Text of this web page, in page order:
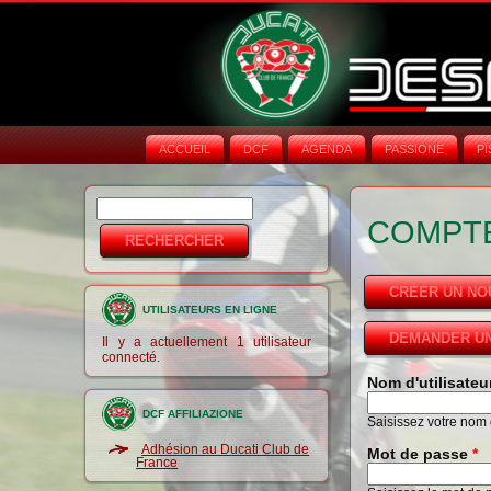
ACCUEIL DCF AGENDA PASSIONE
Formulaire de
recherche
UTILISATEURS EN LIGNE
Il y a actuellement 1 utilisateur
connecté.
DCF AFFILIAZIONE
Adhésion au Ducati Club de
France
CRÉER UN
DEMANDER
Nom
Saisissez votre
Mot de passe*